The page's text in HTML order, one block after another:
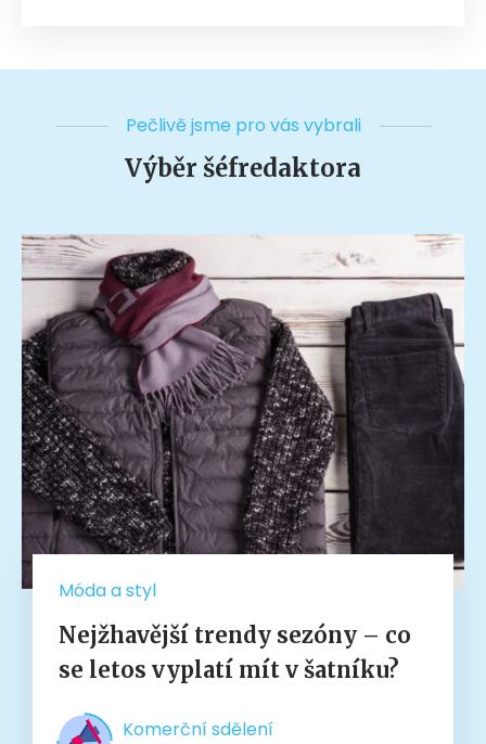
Pečlivě jsme pro vás vybrali
Výběr šéfredaktora
Móda a styl
Nejžhavější trendy sezóny – co
se letos vyplatí mít v šatníku?
Komerční sdělení